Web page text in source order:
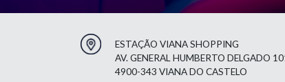
ESTAÇÃO VIANA SHOPPING
AV. GENERAL HUMBERTO DELGADO
4900-343 VIANA DO CASTELO